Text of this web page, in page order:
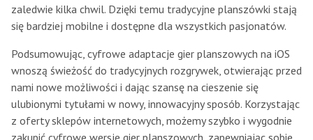
zaledwie kilka chwil. Dzięki temu tradycyjne planszówki stają
się bardziej mobilne i dostępne dla wszystkich pasjonatów.
Podsumowując, cyfrowe adaptacje gier planszowych na iOS
wnoszą świeżość do tradycyjnych rozgrywek, otwierając przed
nami nowe możliwości i dając szansę na cieszenie się
ulubionymi tytułami w nowy, innowacyjny sposób. Korzystając
z oferty sklepów internetowych, możemy szybko i wygodnie
zakupić cyfrowe wersje gier planszowych, zapewniając sobie